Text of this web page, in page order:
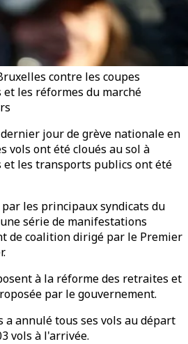
contre les coupes
les réformes du marché
jour de grève nationale en
vols ont été cloués au sol à
les transports publics ont été
les principaux syndicats du
série de manifestations
de coalition dirigé par le Premier
à la réforme des retraites et
par le gouvernement.
a annulé tous ses vols au départ
vols à l'arrivée.